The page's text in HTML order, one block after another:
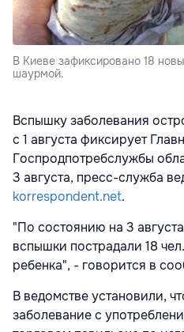
В Киеве зафиксировано 18
шаурмой.
Вспышку заболевания
с 1 августа фиксирует
Госпродпотребслужбы
3 августа, пресс-служба
korrespondent.net.
"По состоянию на 3
вспышки пострадали 18
ребенка", - говорится в
В ведомстве установили,
заболевание с